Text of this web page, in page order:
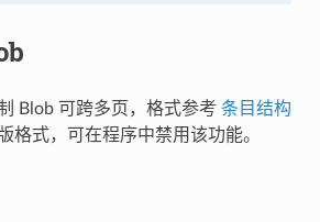
Blob 可跨多页，格式参考 条目结构
格式，可在程序中禁用该功能。